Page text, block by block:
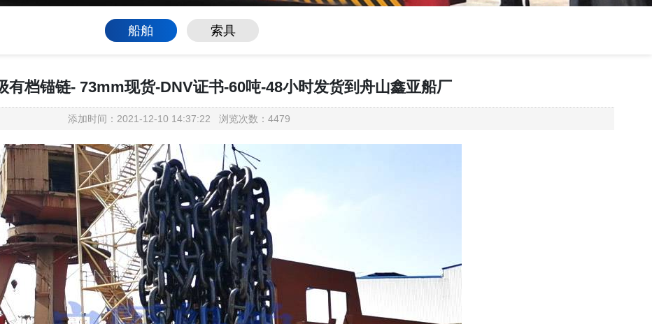
船舶 索具
有档锚链- 73mm现货-DNV证书-60吨-48小时发货到舟山鑫亚船厂
添加时间：2021-12-10 14:37:22 浏览次数：4479